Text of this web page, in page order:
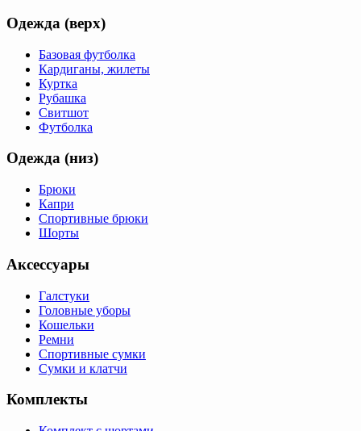
Одежда (верх)
Базовая футболка
Кардиганы, жилеты
Куртка
Рубашка
Свитшот
Футболка
Одежда (низ)
Брюки
Капри
Спортивные брюки
Шорты
Аксессуары
Галстуки
Головные уборы
Кошельки
Ремни
Спортивные сумки
Сумки и клатчи
Комплекты